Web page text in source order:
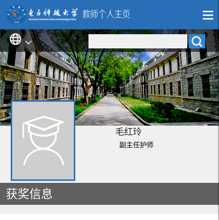
毛红玲
副主任护师
获奖信息